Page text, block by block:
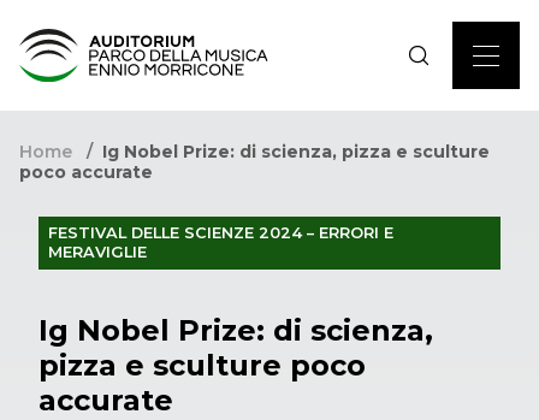
Home
Ig Nobel Prize: di scienza, pizza e sculture
poco accurate
FESTIVAL DELLE SCIENZE 2024 – ERRORI E
MERAVIGLIE
Ig Nobel Prize: di scienza,
pizza e sculture poco
accurate